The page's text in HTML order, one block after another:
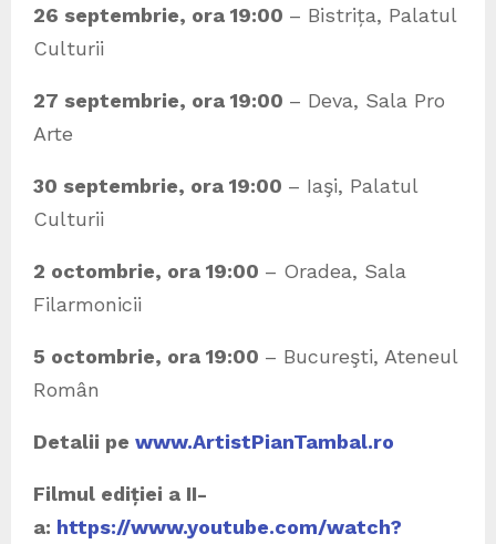
26 septembrie, ora 19:00 – Bistrița, Palatul
Culturii
27 septembrie, ora 19:00 – Deva, Sala Pro
Arte
30 septembrie, ora 19:00 – Iaşi, Palatul
Culturii
2 octombrie, ora 19:00 – Oradea, Sala
Filarmonicii
5 octombrie, ora 19:00 – Bucureşti, Ateneul
Român
Detalii pe www.ArtistPianTambal.ro
Filmul ediției a II-
a: https://www.youtube.com/watch?